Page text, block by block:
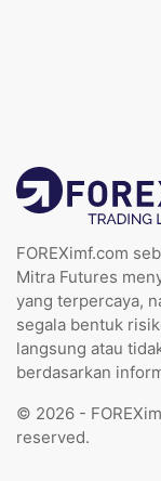
FOREXimf.com
Mitra Futures
yang terpercaya,
segala bentuk
langsung atau
berdasarkan
© 2026 -
reserved.